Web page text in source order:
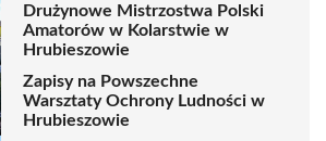
Drużynowe Mistrzostwa Polski
Amatorów w Kolarstwie w
Hrubieszowie
Zapisy na Powszechne
Warsztaty Ochrony Ludności w
Hrubieszowie